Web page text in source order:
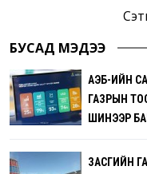
БУСАД МЭДЭЭ
АҮЭБ-ИЙН
ГАЗРЫН
ШИНЭЭР
ЗАСГИЙН